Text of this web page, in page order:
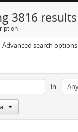
3816 results
Advanced search options
in